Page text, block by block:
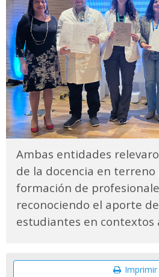
Ambas entidades
de la docencia en terreno
formación de
reconociendo el aporte
estudiantes en contextos
Imprimir